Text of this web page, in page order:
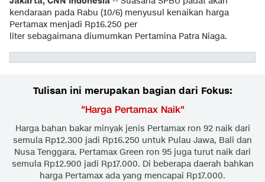
kendaraan pada Rabu (10/6) menyusul kenaikan harga
Pertamax menjadi Rp16.250 per
liter sebagaimana diumumkan Pertamina Patra Niaga.
Tulisan ini merupakan bagian dari Fokus:
"Harga Pertamax Naik"
Harga bahan bakar minyak jenis Pertamax ron 92 naik dari
semula Rp12.300 jadi Rp16.250 untuk Pulau Jawa, Bali dan
Nusa Tenggara. Pertamax Green ron 95 juga turut naik dari
semula Rp12.900 jadi Rp17.000. Di beberapa daerah bahkan
harga Pertamax ada yang mencapai Rp17.000.